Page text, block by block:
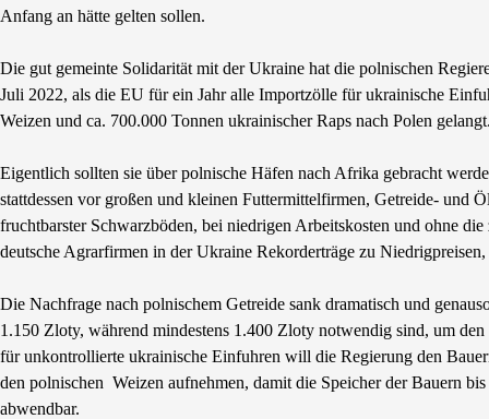
Anfang an hätte gelten sollen.
Die gut gemeinte Solidarität mit der Ukraine hat die polnischen
Juli 2022, als die EU für ein Jahr alle Importzölle für ukrainische
Weizen und ca. 700.000 Tonnen ukrainischer Raps nach Polen
Eigentlich sollten sie über polnische Häfen nach Afrika gebracht
stattdessen vor großen und kleinen Futtermittelfirmen, Getreide-
fruchtbarster Schwarzböden, bei niedrigen Arbeitskosten und ohne
deutsche Agrarfirmen in der Ukraine Rekorderträge zu
Die Nachfrage nach polnischem Getreide sank dramatisch und
1.150 Zloty, während mindestens 1.400 Zloty notwendig sind, um
für unkontrollierte ukrainische Einfuhren will die Regierung den
den polnischen Weizen aufnehmen, damit die Speicher der Bauern
abwendbar.